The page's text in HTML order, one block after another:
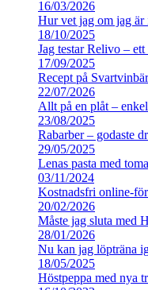
16/03/2026
Hur vet jag om jag
18/10/2025
Jag testar Relivo –
17/09/2025
Recept på
22/07/2026
Allt på en plåt –
23/08/2025
Rabarber – godaste
29/05/2025
Lenas pasta med
03/11/2024
Kostnadsfri online-
20/02/2026
Måste jag sluta med
28/01/2026
Nu kan jag löpträna
18/05/2025
Höstpeppa med nya